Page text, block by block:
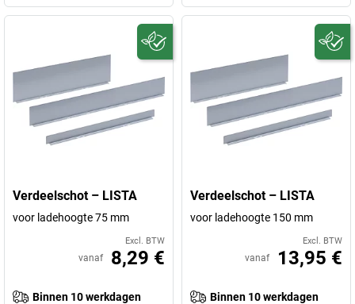
Verdeelschot – LISTA
voor ladehoogte 75 mm
Excl. BTW
vanaf 8,29 €
Binnen 10 werkdagen
Verdeelschot – LISTA
voor ladehoogte 150 mm
Excl. BTW
vanaf 13,95 €
Binnen 10 werkdagen